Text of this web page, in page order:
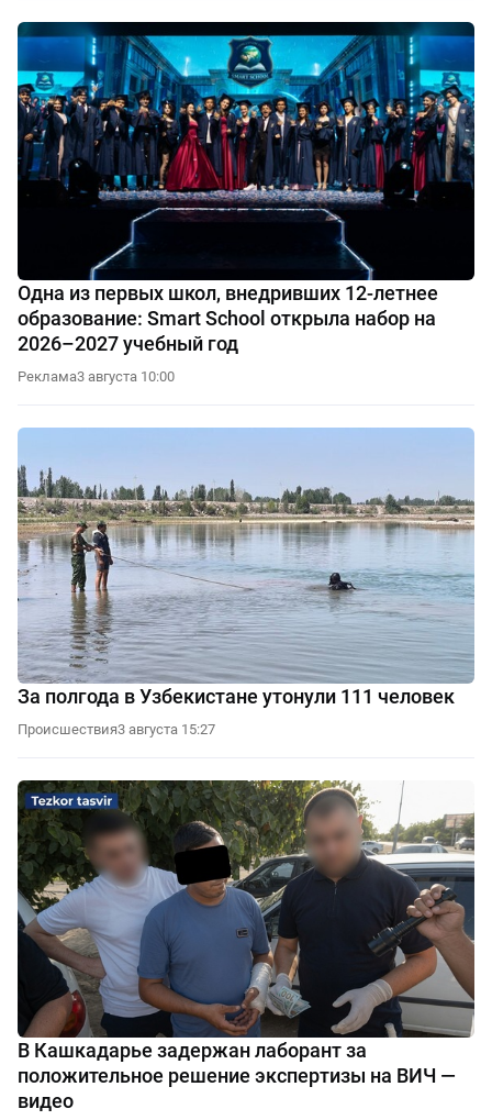
Одна из первых школ, внедривших 12-летнее
образование: Smart School открыла набор на
2026–2027 учебный год
Реклама3 августа 10:00
За полгода в Узбекистане утонули 111 человек
Происшествия3 августа 15:27
В Кашкадарье задержан лаборант за
положительное решение экспертизы на ВИЧ —
видео